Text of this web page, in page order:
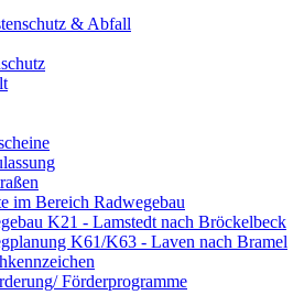
& Abfall
im Bereich Radwegebau
K21 - Lamstedt nach Bröckelbeck
K61/K63 - Laven nach Bramel
Förderprogramme